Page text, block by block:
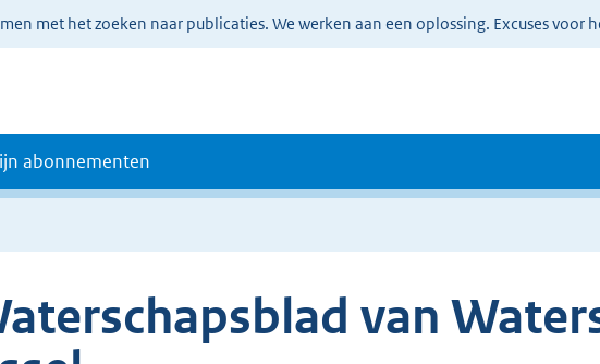
met het zoeken naar publicaties. We werken aan een oplossing. Excuses voor
abonnementen
van